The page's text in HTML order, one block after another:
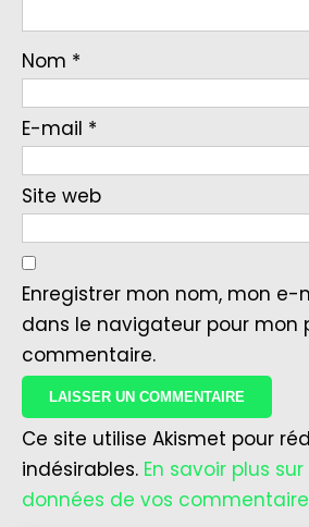
Nom *
E-mail *
Site web
Enregistrer mon nom, mon
dans le navigateur pour mon
commentaire.
Ce site utilise Akismet pour
indésirables. En savoir plus
données de vos